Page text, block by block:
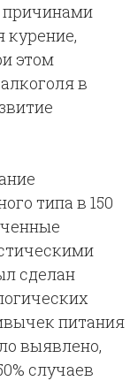
причинами
курение,
этом
в
типа в 150
сделан
питания
выявлено,
случаев